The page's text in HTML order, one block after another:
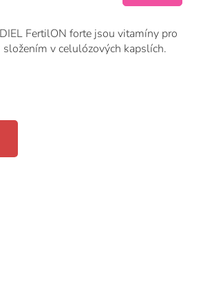
FertilON forte jsou vitamíny pro
v celulózových kapslích.